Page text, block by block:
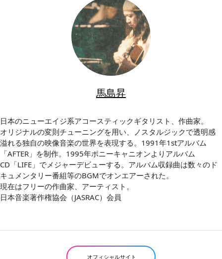
馬島昇
日本のニューエイジ系アコースティックギタリスト、作曲家。
オリジナルの変則チューニングを用い、ノスタルジックで透明感
溢れる独自の映像音楽の世界を表現する。1991年1stアルバム
「AFTER」を制作。1995年ポニーキャニオンよりアルバム
CD「LIFE」でメジャーデビューする。アルバム収録曲は数々のド
キュメンタリー番組等のBGMでオンエアーされた。
現在はフリーの作曲家、アーティスト。
日本音楽著作権協会（JASRAC）会員
オフィシャルサイト